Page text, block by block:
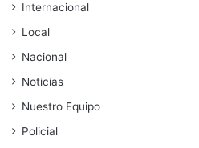
Internacional
Local
Nacional
Noticias
Nuestro Equipo
Policial